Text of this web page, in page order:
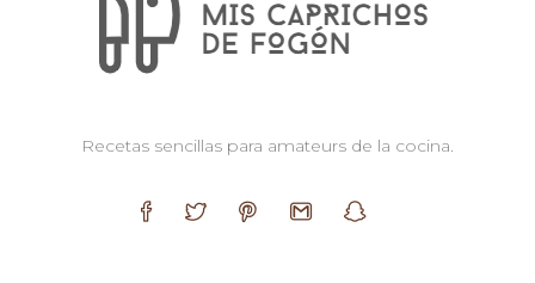
Recetas sencillas para amateurs de la cocina.